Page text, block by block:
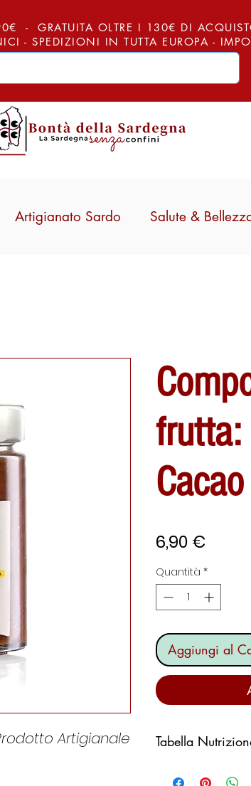
- GRATUITA OLTRE I 130€ DI
- SPEDIZIONI IN TUTTA EUROPA -
Artigianato Sardo Salute &
Artigianale
frutta:
Cacao
6,90 €
Quantità *
Aggiungi al
Tabella
Valori medi per